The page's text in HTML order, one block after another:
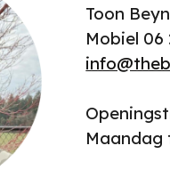
Toon
Mobiel 06
Maandag